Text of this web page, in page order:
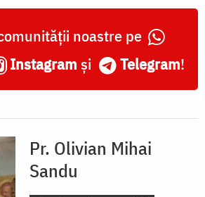
noastre pe
Instagram și Telegram!
Pr. Olivian Mihai
Sandu